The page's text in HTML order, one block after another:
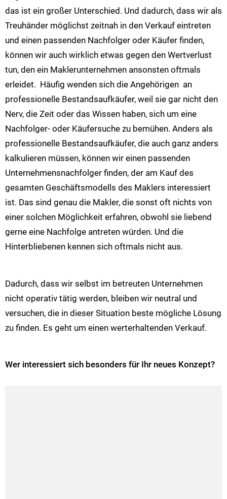
das ist ein großer Unterschied. Und dadurch, dass wir als
Treuhänder möglichst zeitnah in den Verkauf eintreten
und einen passenden Nachfolger oder Käufer finden,
können wir auch wirklich etwas gegen den Wertverlust
tun, den ein Maklerunternehmen ansonsten oftmals
erleidet. Häufig wenden sich die Angehörigen an
professionelle Bestandsaufkäufer, weil sie gar nicht den
Nerv, die Zeit oder das Wissen haben, sich um eine
Nachfolger- oder Käufersuche zu bemühen. Anders als
professionelle Bestandsaufkäufer, die auch ganz anders
kalkulieren müssen, können wir einen passenden
Unternehmensnachfolger finden, der am Kauf des
gesamten Geschäftsmodells des Maklers interessiert
ist. Das sind genau die Makler, die sonst oft nichts von
einer solchen Möglichkeit erfahren, obwohl sie liebend
gerne eine Nachfolge antreten würden. Und die
Hinterbliebenen kennen sich oftmals nicht aus.
Dadurch, dass wir selbst im betreuten Unternehmen
nicht operativ tätig werden, bleiben wir neutral und
versuchen, die in dieser Situation beste mögliche Lösung
zu finden. Es geht um einen werterhaltenden Verkauf.
Wer interessiert sich besonders für Ihr neues Konzept?